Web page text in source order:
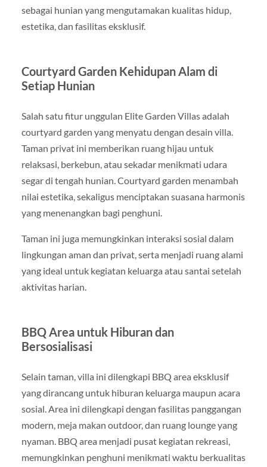
sebagai hunian yang mengutamakan kualitas hidup,
estetika, dan fasilitas eksklusif.
Courtyard Garden Kehidupan Alam di
Setiap Hunian
Salah satu fitur unggulan Elite Garden Villas adalah
courtyard garden yang menyatu dengan desain villa.
Taman privat ini memberikan ruang hijau untuk
relaksasi, berkebun, atau sekadar menikmati udara
segar di tengah hunian. Courtyard garden menambah
nilai estetika, sekaligus menciptakan suasana harmonis
yang menenangkan bagi penghuni.
Taman ini juga memungkinkan interaksi sosial dalam
lingkungan aman dan privat, serta menjadi ruang alami
yang ideal untuk kegiatan keluarga atau santai setelah
aktivitas harian.
BBQ Area untuk Hiburan dan
Bersosialisasi
Selain taman, villa ini dilengkapi BBQ area eksklusif
yang dirancang untuk hiburan keluarga maupun acara
sosial. Area ini dilengkapi dengan fasilitas panggangan
modern, meja makan outdoor, dan ruang lounge yang
nyaman. BBQ area menjadi pusat kegiatan rekreasi,
memungkinkan penghuni menikmati waktu berkualitas